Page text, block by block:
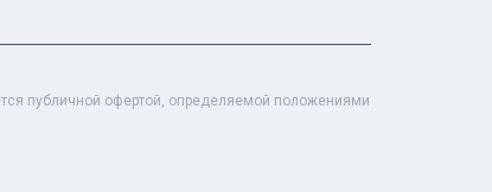
публичной офертой, определяемой положениями